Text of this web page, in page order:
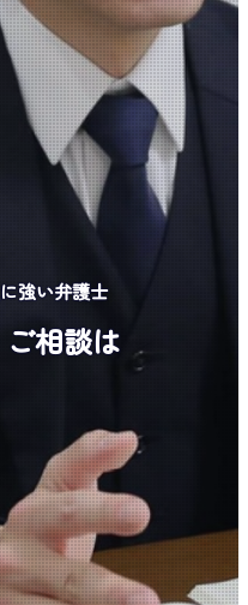
強い弁護士
相談は